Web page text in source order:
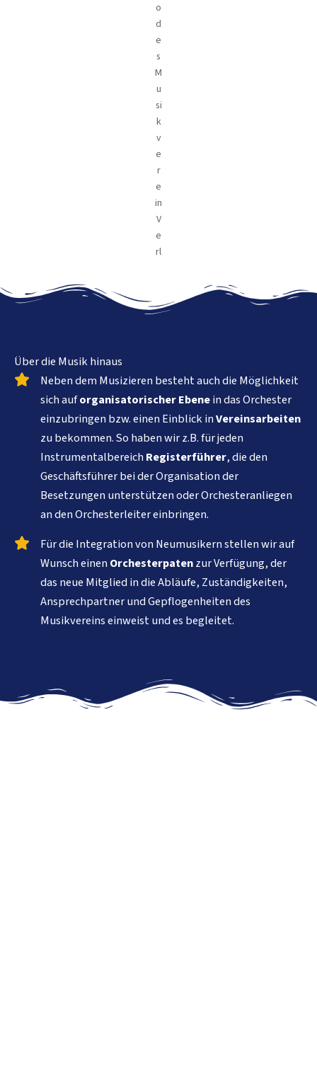
o
d
e
s
M
u
si
k
v
e
r
e
in
V
e
rl
Über die Musik hinaus
Neben dem Musizieren besteht auch die Möglichkeit
sich auforganisatorischer Ebenein das Orchester
einzubringen bzw. einen Einblick inVereinsarbeiten
zu bekommen. So haben wir z.B. für jeden
Instrumentalbereich Registerführer, die den
Geschäftsführer bei der Organisation der
Besetzungen unterstützen oder Orchesteranliegen
an den Orchesterleiter einbringen.
Für die Integration von Neumusikern stellen wir auf
Wunsch einen Orchesterpatenzur Verfügung, der
das neue Mitglied in die Abläufe, Zuständigkeiten,
Ansprechpartner und Gepflogenheiten des
Musikvereins einweist und es begleitet.